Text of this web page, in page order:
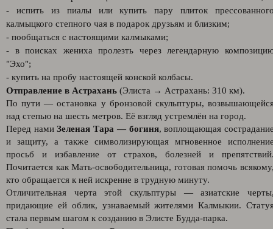
- испить из пиалы или купить пару плиток
калмыцкого степного чая в подарок друзьям и близким;
- пообщаться с настоящими калмыками;
- в поисках жениха пролезть через легендарную
"Эхо";
- купить на пробу настоящей конской колбасы.
Отправление в Астрахань (Элиста → Астрахань: 310 км).
По пути — остановка у бронзовой скульптуры,
над степью на шесть метров. Её взгляд устремлён на город.
Перед намиЗеленая Тара — богиня, воплощающая
и защиту, а также символизирующая мгновенное
просьб и избавление от страхов, болезней и
Почитается как Мать-освободительница, готовая помочь
кто обращается к ней искренне в трудную минуту.
Отличительная черта этой скульптуры — азиатские
придающие ей облик, узнаваемый жителями Калмыкии.
стала первым шагом к созданию в Элисте Будда-парка.